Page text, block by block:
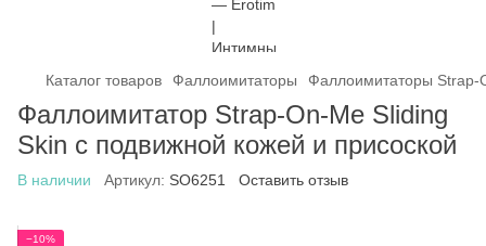
Каталог товаров Фаллоимитаторы Фаллоимитаторы Strap-
Фаллоимитатор Strap-On-Me Sliding
Skin с подвижной кожей и присоской
В наличии Артикул: SO6251 Оставить отзыв
−10%